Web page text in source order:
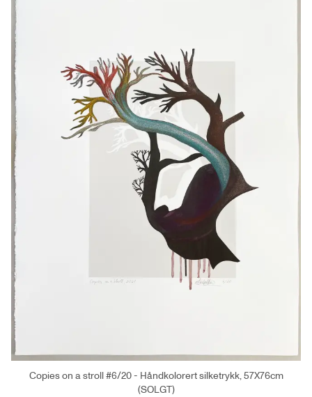
Copies on a stroll #6/20 - Håndkolorert silketrykk, 57X76cm
(SOLGT)